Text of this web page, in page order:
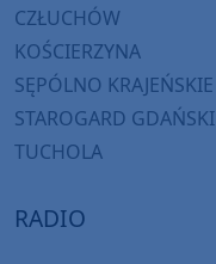
CZŁUCHÓW
KOŚCIERZYNA
SĘPÓLNO KRAJEŃSKIE
STAROGARD GDAŃSKI
TUCHOLA
RADIO